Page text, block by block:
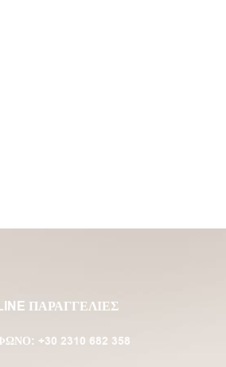
ΠΑΡΑΓΓΕΛΙΕΣ
+30 2310 682 358